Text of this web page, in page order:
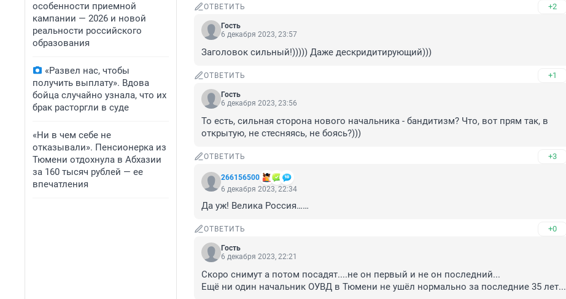
особенности приемной
кампании — 2026 и новой
реальности российского
образования
«Развел нас, чтобы
получить выплату». Вдова
бойца случайно узнала, что их
брак расторгли в суде
«Ни в чем себе не
отказывали». Пенсионерка из
Тюмени отдохнула в Абхазии
за 160 тысяч рублей — ее
впечатления
ОТВЕТИТЬ +2
Гость
6 декабря 2023, 23:57
Заголовок сильный!))))) Даже дескридитирующий)))
ОТВЕТИТЬ +1
Гость
6 декабря 2023, 23:56
То есть, сильная сторона нового начальника - бандитизм? Что, вот прям так, в
открытую, не стесняясь, не боясь?)))
ОТВЕТИТЬ +3
266156500
6 декабря 2023, 22:34
Да уж! Велика Россия……
ОТВЕТИТЬ +0
Гость
6 декабря 2023, 22:21
Скоро снимут а потом посадят....не он первый и не он последний...
Ещё ни один начальник ОУВД в Тюмени не ушёл нормально за последние 35 лет...